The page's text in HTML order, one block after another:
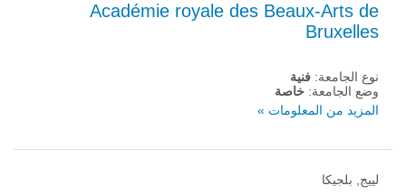
Académie royale des Beaux-Arts de
Bruxelles
نوع الجامعة: فنية
وضع الجامعة: خاصة
المزيد من المعلومات »
لييج, بلجيكا